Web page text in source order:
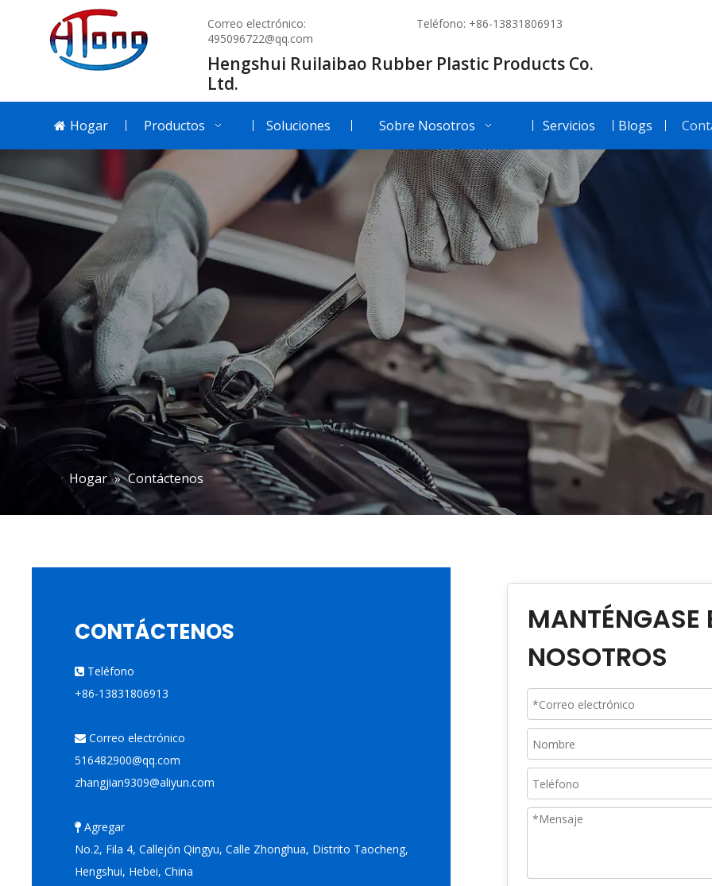
Correo electrónico:
495096722@qq.com
Teléfono: +86-13831806913
Hengshui Ruilaibao Rubber Plastic Products Co.
Ltd.
Hogar Productos Soluciones Sobre Nosotros Servicios Blogs
Hogar » Contáctenos
CONTÁCTENOS
Teléfono
+86-13831806913
Correo electrónico
516482900@qq.com
zhangjian9309@aliyun.com
Agregar
No.2, Fila 4, Callejón Qingyu, Calle Zhonghua, Distrito Taocheng,
Hengshui, Hebei, China
NOSOTROS